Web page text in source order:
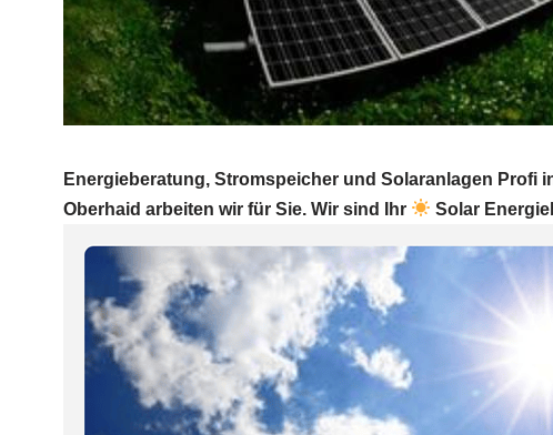
Energieberatung, Stromspeicher und Solaranlagen Profi
Oberhaid arbeiten wir für Sie. Wir sind Ihr
Solar